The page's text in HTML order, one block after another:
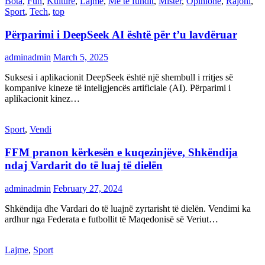
Sport, Tech, top
Përparimi i DeepSeek AI është për t’u lavdëruar
adminadmin March 5, 2025
Suksesi i aplikacionit DeepSeek është një shembull i rritjes së
kompanive kineze të inteligjencës artificiale (AI). Përparimi i
aplikacionit kinez…
Sport, Vendi
FFM pranon kërkesën e kuqezinjëve, Shkëndija
ndaj Vardarit do të luaj të dielën
adminadmin February 27, 2024
Shkëndija dhe Vardari do të luajnë zyrtarisht të dielën. Vendimi ka
ardhur nga Federata e futbollit të Maqedonisë së Veriut…
Lajme, Sport